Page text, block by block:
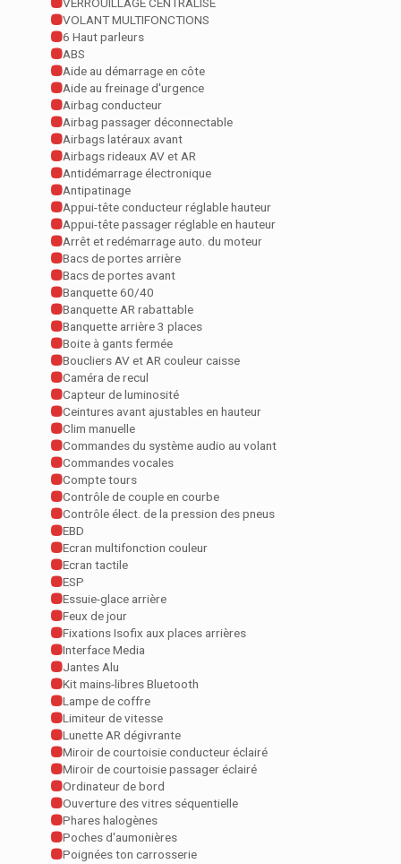
VOLANT MULTIFONCTIONS
6 Haut parleurs
ABS
Aide au démarrage en côte
Aide au freinage d'urgence
Airbag conducteur
Airbag passager déconnectable
Airbags latéraux avant
Airbags rideaux AV et AR
Antidémarrage électronique
Antipatinage
Appui-tête conducteur réglable hauteur
Appui-tête passager réglable en hauteur
Arrêt et redémarrage auto. du moteur
Bacs de portes arrière
Bacs de portes avant
Banquette 60/40
Banquette AR rabattable
Banquette arrière 3 places
Boite à gants fermée
Boucliers AV et AR couleur caisse
Caméra de recul
Capteur de luminosité
Ceintures avant ajustables en hauteur
Clim manuelle
Commandes du système audio au volant
Commandes vocales
Compte tours
Contrôle de couple en courbe
Contrôle élect. de la pression des pneus
EBD
Ecran multifonction couleur
Ecran tactile
ESP
Essuie-glace arrière
Feux de jour
Fixations Isofix aux places arrières
Interface Media
Jantes Alu
Kit mains-libres Bluetooth
Lampe de coffre
Limiteur de vitesse
Lunette AR dégivrante
Miroir de courtoisie conducteur éclairé
Miroir de courtoisie passager éclairé
Ordinateur de bord
Ouverture des vitres séquentielle
Phares halogènes
Poches d'aumonières
Poignées ton carrosserie